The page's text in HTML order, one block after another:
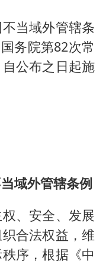
当域外管辖条
务院第82次常
公布之日起施
域外管辖条例
、安全、发展
合法权益，维
序，根据《中